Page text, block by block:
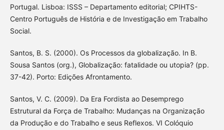
Portugal. Lisboa: ISSS – Departamento editorial; CPIHTS-
Centro Português de História e de Investigação em Trabalho
Social.
Santos, B. S. (2000). Os Processos da globalização. In B.
Sousa Santos (org.), Globalização: fatalidade ou utopia? (pp.
37-42). Porto: Edições Afrontamento.
Santos, V. C. (2009). Da Era Fordista ao Desemprego
Estrutural da Força de Trabalho: Mudanças na Organização
da Produção e do Trabalho e seus Reflexos. VI Colóquio